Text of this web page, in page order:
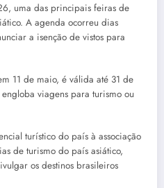
uma das principais feiras de
A agenda ocorreu dias
a isenção de vistos para
11 de maio, é válida até 31 de
viagens para turismo ou
turístico do país à associação
de turismo do país asiático,
os destinos brasileiros